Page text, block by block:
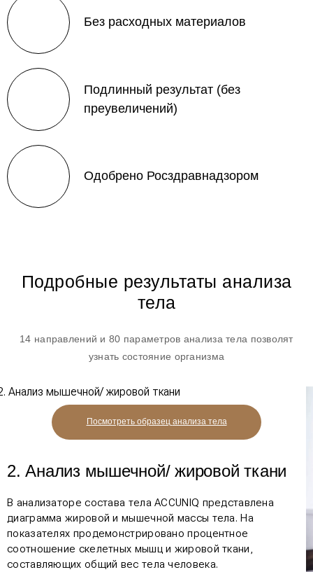
Без расходных материалов
Подлинный результат (без
преувеличений)
Одобрено Росздравнадзором
Подробные результаты анализа
тела
14 направлений и 80 параметров анализа тела позволят
узнать состояние организма
Посмотреть образец анализа тела
2. Анализ мышечной/ жировой ткани
В анализаторе состава тела ACCUNIQ представлена
диаграмма жировой и мышечной массы тела. На
показателях продемонстрировано процентное
соотношение скелетных мышц и жировой ткани,
составляющих общий вес тела человека.